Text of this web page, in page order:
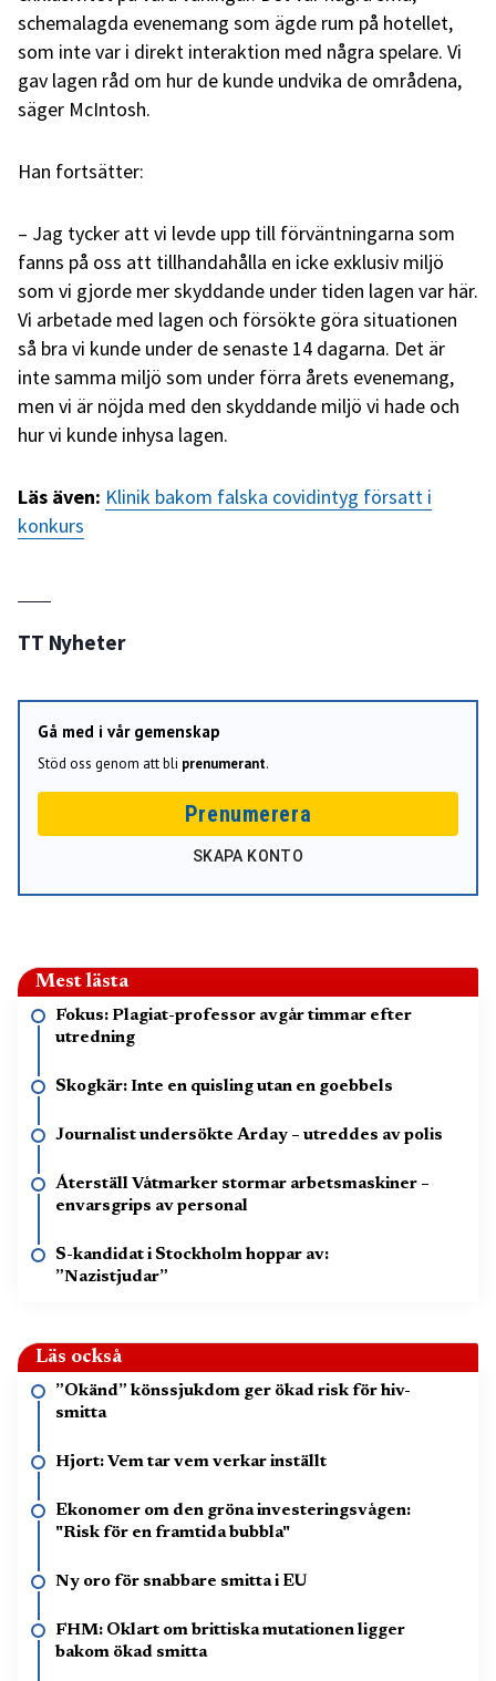
schemalagda evenemang som ägde rum på hotellet,
som inte var i direkt interaktion med några spelare. Vi
gav lagen råd om hur de kunde undvika de områdena,
säger McIntosh.
Han fortsätter:
– Jag tycker att vi levde upp till förväntningarna som
fanns på oss att tillhandahålla en icke exklusiv miljö
som vi gjorde mer skyddande under tiden lagen var här.
Vi arbetade med lagen och försökte göra situationen
så bra vi kunde under de senaste 14 dagarna. Det är
inte samma miljö som under förra årets evenemang,
men vi är nöjda med den skyddande miljö vi hade och
hur vi kunde inhysa lagen.
Läs även: Klinik bakom falska covidintyg försatt i
konkurs
TT Nyheter
Gå med i vår gemenskap
Stöd oss genom att bli prenumerant.
Prenumerera
SKAPA KONTO
Mest lästa
Fokus: Plagiat-professor avgår timmar efter
utredning
Skogkär: Inte en quisling utan en goebbels
Journalist undersökte Arday – utreddes av polis
Återställ Våtmarker stormar arbetsmaskiner –
envarsgrips av personal
S-kandidat i Stockholm hoppar av:
”Nazistjudar”
Läs också
”Okänd” könssjukdom ger ökad risk för hiv-
smitta
Hjort: Vem tar vem verkar inställt
Ekonomer om den gröna investerings­vågen:
"Risk för en framtida bubbla"
Ny oro för snabbare smitta i EU
FHM: Oklart om brittiska mutationen ligger
bakom ökad smitta